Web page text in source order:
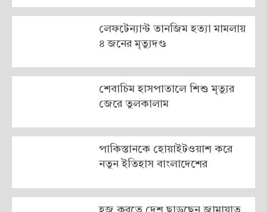
লেফটেন্যান্ট তানজিম হত্যা মামলায়
৪ জনের মৃত্যুদণ্ড
শেবাচিম হাসপাতালে শিশু মৃত্যুর
জেরে তুলকালাম
পাকিস্তানকে হোয়াইটওয়াশ করে
নতুন ইতিহাস বাংলাদেশের